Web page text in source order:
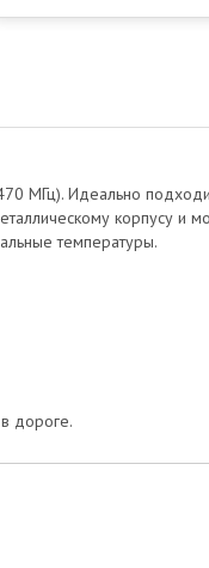
МГц). Идеально
корпусу и
температуры.
дороге.